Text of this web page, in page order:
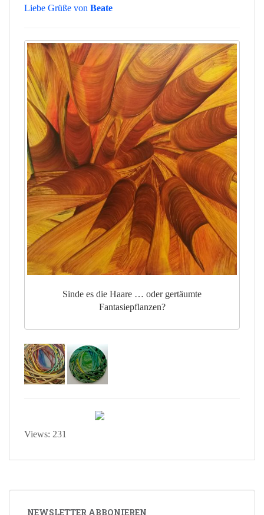
Liebe Grüße von Beate
Sinde es die Haare … oder gertäumte
Fantasiepflanzen?
Views: 231
NEWSLETTER ABBONIEREN